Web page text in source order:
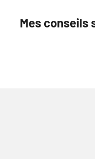
Mes conseils